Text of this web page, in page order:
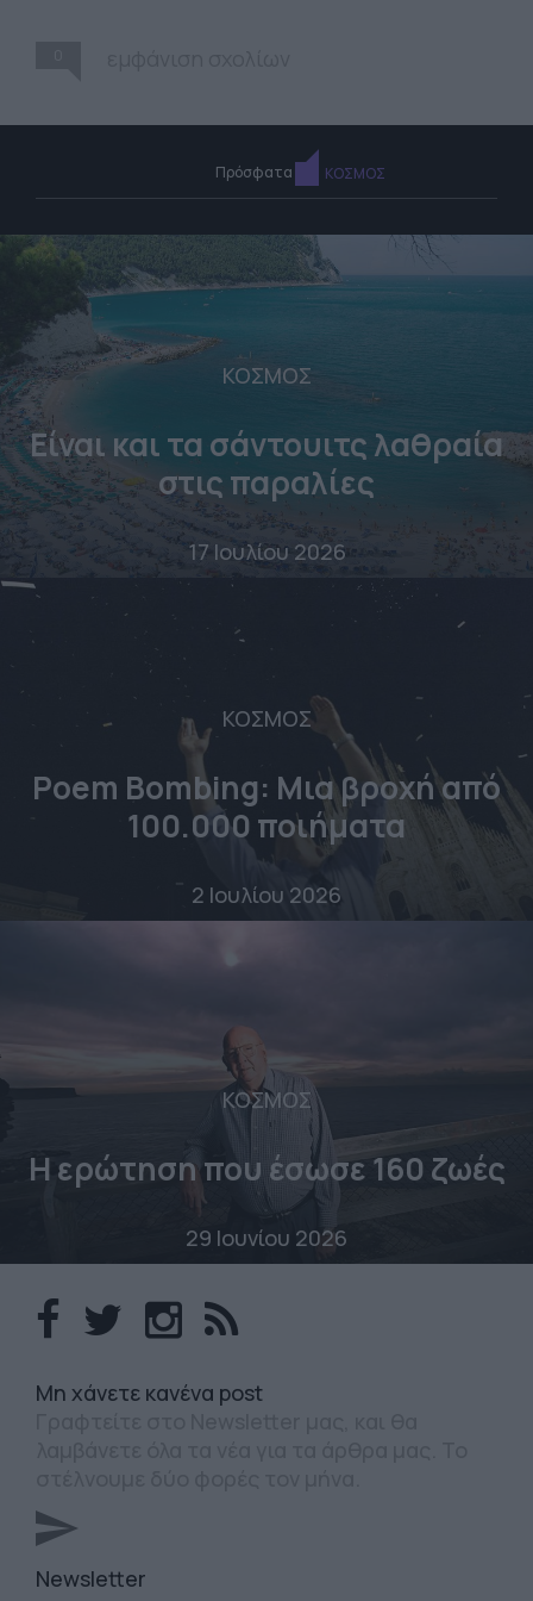
Πρόσφατα ΚΟΣΜΟΣ
ΚΟΣΜΟΣ
Είναι και τα σάντουιτς λαθραία
στις παραλίες
17 Ιουλίου 2026
ΚΟΣΜΟΣ
Poem Bombing: Mια βροχή από
100.000 ποιήματα
2 Ιουλίου 2026
ΚΟΣΜΟΣ
Η ερώτηση που έσωσε 160 ζωές
29 Ιουνίου 2026
Mη χάνετε κανένα post
Newsletter